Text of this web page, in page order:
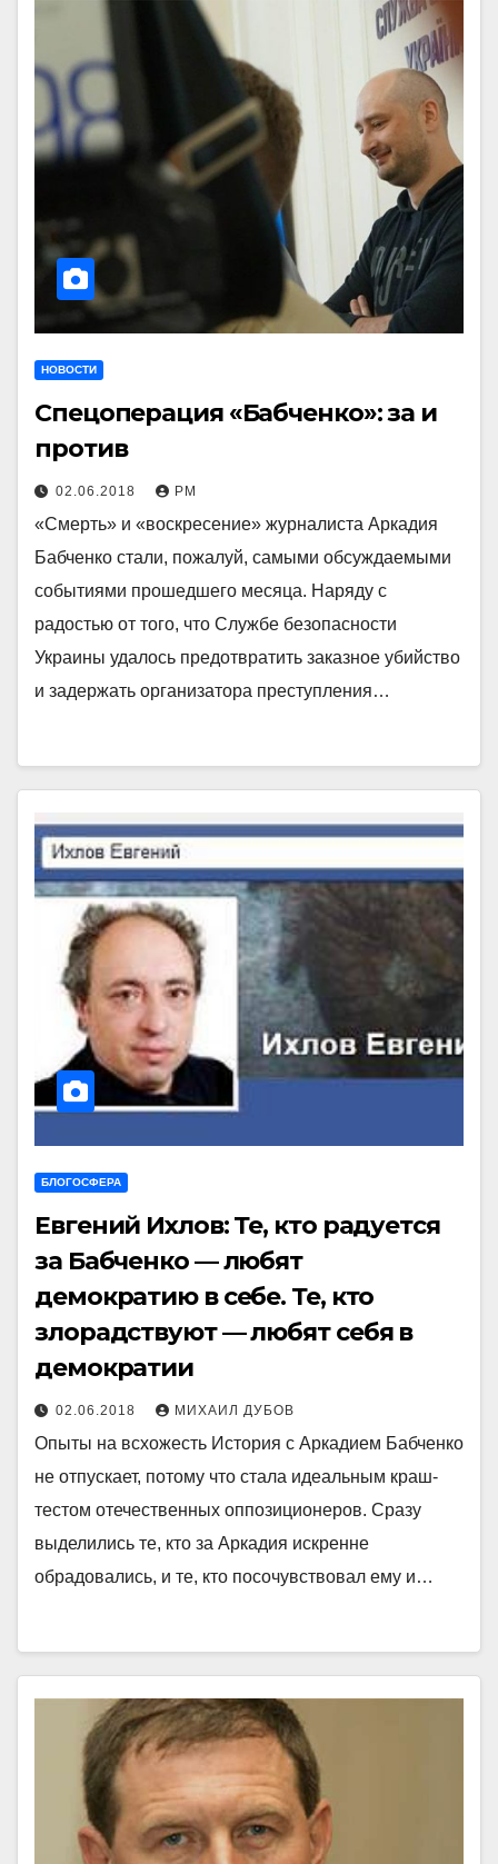
НОВОСТИ
Спецоперация «Бабченко»: за и
против
02.06.2018 РМ
«Смерть» и «воскресение» журналиста Аркадия
Бабченко стали, пожалуй, самыми обсуждаемыми
событиями прошедшего месяца. Наряду с
радостью от того, что Службе безопасности
Украины удалось предотвратить заказное убийство
и задержать организатора преступления…
БЛОГОСФЕРА
Евгений Ихлов: Те, кто радуется
за Бабченко — любят
демократию в себе. Те, кто
злорадствуют — любят себя в
демократии
02.06.2018 МИХАИЛ ДУБОВ
Опыты на всхожесть История с Аркадием Бабченко
не отпускает, потому что стала идеальным краш-
тестом отечественных оппозиционеров. Сразу
выделились те, кто за Аркадия искренне
обрадовались, и те, кто посочувствовал ему и…